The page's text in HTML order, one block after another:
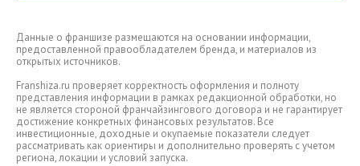
Данные о франшизе размещаются на основании информации,
предоставленной правообладателем бренда, и материалов из
открытых источников.
Franshiza.ru проверяет корректность оформления и полноту
представления информации в рамках редакционной обработки, но
не является стороной франчайзингового договора и не гарантирует
достижение конкретных финансовых результатов. Все
инвестиционные, доходные и окупаемые показатели следует
рассматривать как ориентиры и дополнительно проверять с учетом
региона, локации и условий запуска.